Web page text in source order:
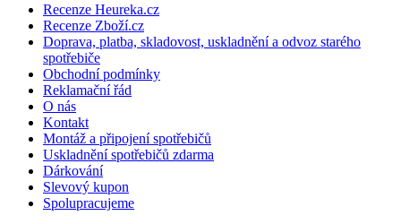
Recenze Heureka.cz
Recenze Zboží.cz
Doprava, platba, skladovost, uskladnění a odvoz starého
spotřebiče
Obchodní podmínky
Reklamační řád
O nás
Kontakt
Montáž a připojení spotřebičů
Uskladnění spotřebičů zdarma
Dárkování
Slevový kupon
Spolupracujeme